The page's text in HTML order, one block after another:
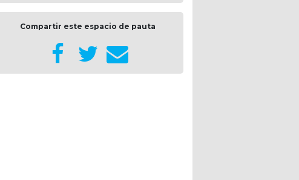
Compartir este espacio de pauta